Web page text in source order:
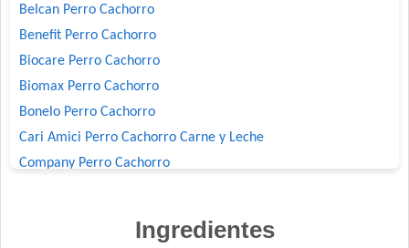
Belcan Perro Cachorro
Benefit Perro Cachorro
Biocare Perro Cachorro
Biomax Perro Cachorro
Bonelo Perro Cachorro
Cari Amici Perro Cachorro Carne y Leche
Company Perro Cachorro
Deleita Super Premium Perro Cachorro
Ingredientes